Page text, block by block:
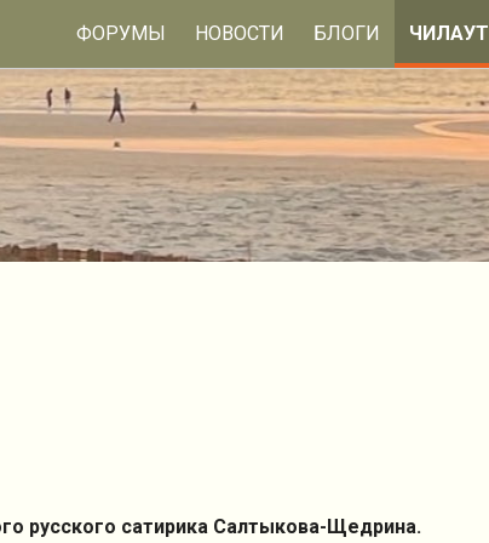
ФОРУМЫ НОВОСТИ БЛОГИ ЧИЛАУТ
русского сатирика Салтыкова-Щедрина.